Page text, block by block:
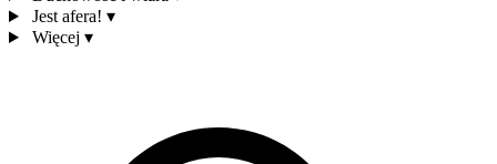
Jest afera! ▾
Więcej ▾